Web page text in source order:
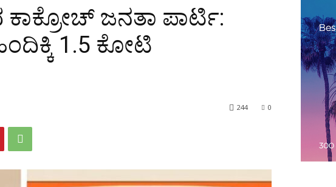
ಕಾಕ್ರೋಚ್ ಜನತಾ ಪಾರ್ಟಿ:
1.5 ಕೋಟಿ
0
244